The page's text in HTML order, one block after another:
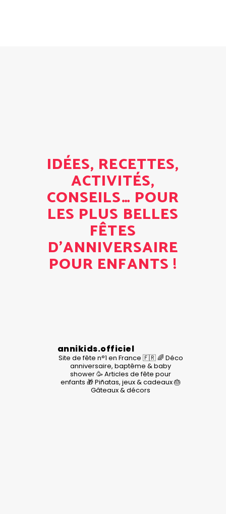
IDÉES, RECETTES,
ACTIVITÉS,
CONSEILS… POUR
LES PLUS BELLES
FÊTES
D'ANNIVERSAIRE
POUR ENFANTS !
annikids.officiel
Site de fête n°1 en France 🇫🇷🌈 Déco
anniversaire, baptême & baby
shower🥳 Articles de fête pour
enfants 🎁 Piñatas, jeux & cadeaux🎂
Gâteaux & décors